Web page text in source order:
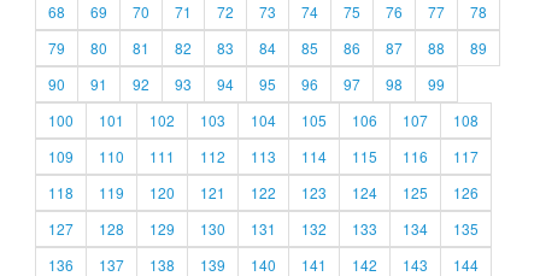
68
69 70 71 72 73 74 75 76 77
78
79
80 81 82 83 84 85 86 87 88
89
90
91 92 93 94 95 96 97 98
99
100
101 102 103 104 105 106 107
108
109
110 111 112 113 114 115 116
117
118
119 120 121 122 123 124 125
126
127
128 129 130 131 132 133 134
135
136
137 138 139 140 141 142 143
144